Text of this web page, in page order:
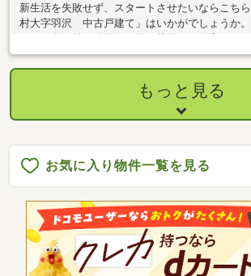
新生活を失敗せず、スタートさせたいならこち
村大字羽沢 中古戸建て」はいかがでしょうか。
ことの多い外で使用する物の片付けに役立ちま
があるので、小さいお子さんと一緒に寝ること
らは中古一戸建ての物件です。和室8畳以上なら
ブルなども置く事が出来ます。建物面積200平米
地が良いと評判です。駐車が最大4台可能です。
もっと見る
お気に入り物件一覧を見る